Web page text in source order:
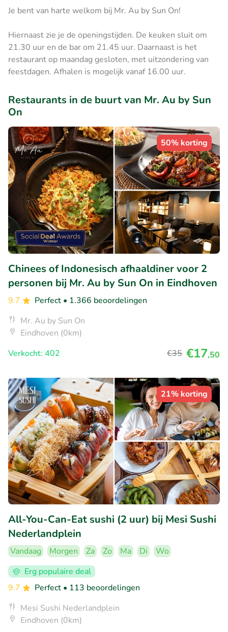
Je bent van harte welkom bij Mr. Au by Sun On!
Hiernaast zie je de openingstijden. De keuken sluit om
21.30 uur en de bar om 21.45 uur. Daarnaast is het
restaurant op maandag gesloten, met uitzondering van
feestdagen. Afhalen is mogelijk vanaf 16.00 uur.
Restaurants in de buurt van Mr. Au by Sun
On
50% korting
Chinees of Indonesisch afhaaldiner voor 2
personen bij Mr. Au by Sun On in Eindhoven
9.7 Perfect • 1.366 beoordelingen
Mr. Au by Sun On
Eindhoven (0km)
Verkocht: 402
€35 €17,50
21% korting
All-You-Can-Eat sushi (2 uur) bij Mesi Sushi
Nederlandplein
Vandaag Morgen Za Zo Ma Di
Wo
Erg populaire deal
9.7
Perfect • 113 beoordelingen
Mesi Sushi Nederlandplein
Eindhoven (0km)